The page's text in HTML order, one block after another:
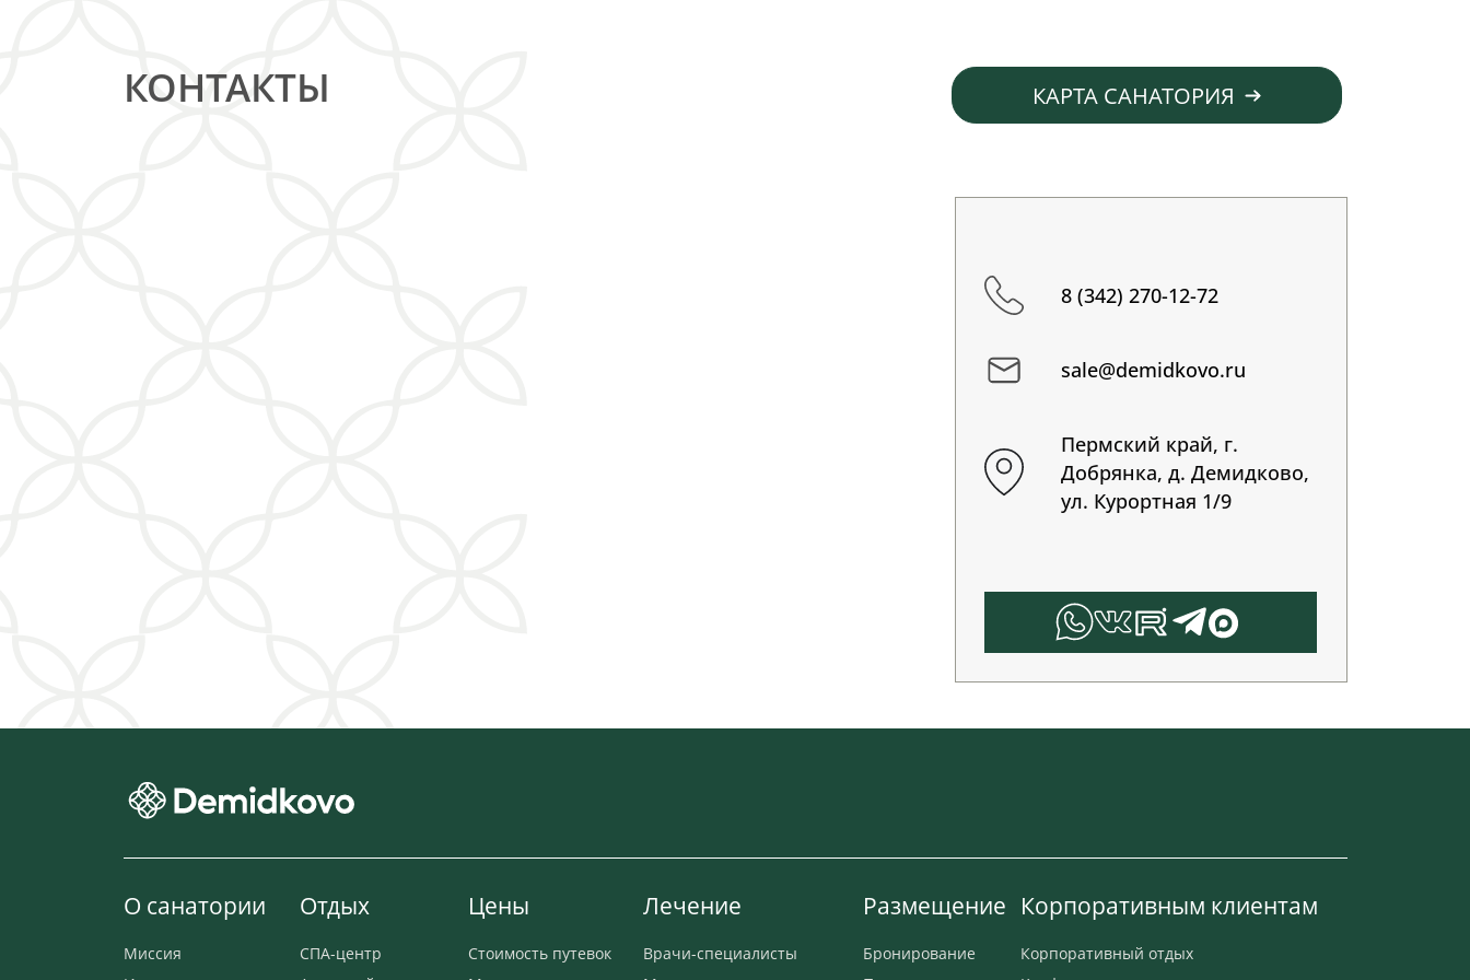
КОНТАКТЫ КАРТА САНАТОРИЯ
8 (342) 270-12-72
sale@demidkovo.ru
Пермский край, г.
Добрянка, д. Демидково,
ул. Курортная 1/9
О санатории
Миссия
Отдых
СПА-центр
Цены
Стоимость путевок
Лечение
Врачи-специалисты
Размещение
Бронирование
Корпоративным клиентам
Корпоративный отдых